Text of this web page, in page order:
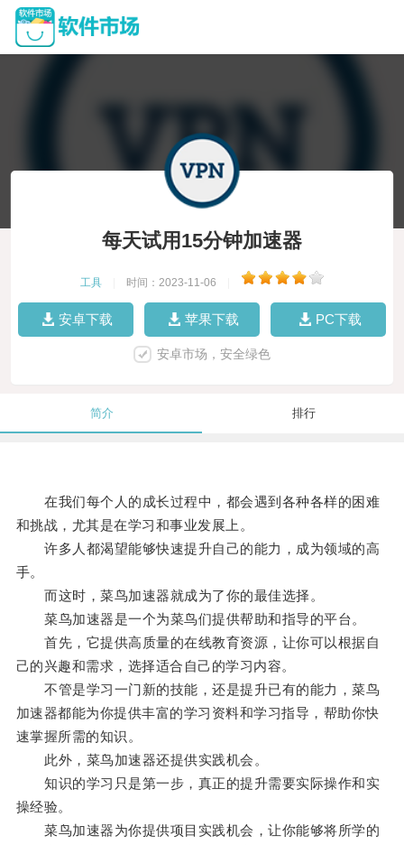
每天试用15分钟加速器
工具 时间：2023-11-06
安卓下载 苹果下载 PC下载
安卓市场，安全绿色
简介 排行
在我们每个人的成长过程中，都会遇到各种各样的困难
和挑战，尤其是在学习和事业发展上。
许多人都渴望能够快速提升自己的能力，成为领域的高
手。
而这时，菜鸟加速器就成为了你的最佳选择。
菜鸟加速器是一个为菜鸟们提供帮助和指导的平台。
首先，它提供高质量的在线教育资源，让你可以根据自
己的兴趣和需求，选择适合自己的学习内容。
不管是学习一门新的技能，还是提升已有的能力，菜鸟
加速器都能为你提供丰富的学习资料和学习指导，帮助你快
速掌握所需的知识。
此外，菜鸟加速器还提供实践机会。
知识的学习只是第一步，真正的提升需要实际操作和实
操经验。
菜鸟加速器为你提供项目实践机会，让你能够将所学的